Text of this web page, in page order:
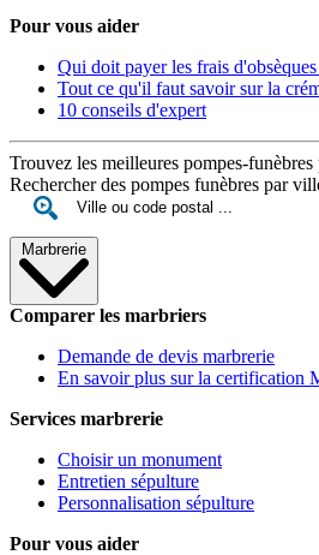
Pour vous aider
Qui doit payer les frais d'obsèques
Tout ce qu'il faut savoir sur la
10 conseils d'expert
Trouvez les meilleures pompes-
Rechercher des pompes funèbres par
Marbrerie
Comparer les marbriers
Demande de devis marbrerie
En savoir plus sur la certification
Services marbrerie
Choisir un monument
Entretien sépulture
Personnalisation sépulture
Pour vous aider